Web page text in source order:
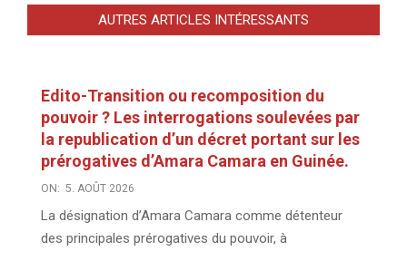
AUTRES ARTICLES INTÉRESSANTS
Edito-Transition ou recomposition du
pouvoir ? Les interrogations soulevées par
la republication d’un décret portant sur les
prérogatives d’Amara Camara en Guinée.
ON: 5. AOÛT 2026
La désignation d’Amara Camara comme détenteur
des principales prérogatives du pouvoir, à